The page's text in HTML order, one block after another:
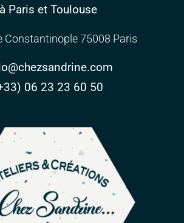
à Paris et Toulouse
Constantinople 75008 Paris
06 23 23 60 50